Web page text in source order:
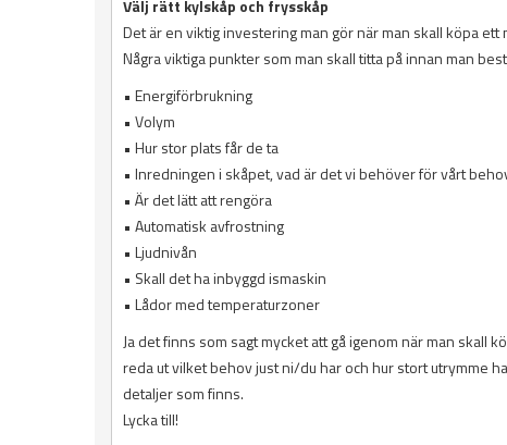
Välj rätt kylskåp och frysskåp
Det är en viktig investering man gör när man skall köpa
Några viktiga punkter som man skall titta på innan man
• Energiförbrukning
• Volym
• Hur stor plats får de ta
• Inredningen i skåpet, vad är det vi behöver för vårt
• Är det lätt att rengöra
• Automatisk avfrostning
• Ljudnivån
• Skall det ha inbyggd ismaskin
• Lådor med temperaturzoner
Ja det finns som sagt mycket att gå igenom när man skall
reda ut vilket behov just ni/du har och hur stort utrymme
detaljer som finns.
Lycka till!